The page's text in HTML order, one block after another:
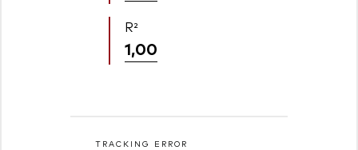
R²
1,00
TRACKING ERROR